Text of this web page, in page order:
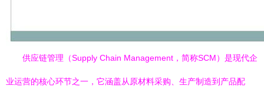
供应链管理（Supply Chain Management，简称SCM）是现代企
业运营的核心环节之一，它涵盖从原材料采购、生产制造到产品配